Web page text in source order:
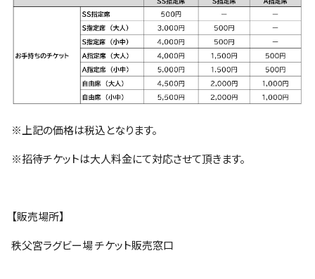
※上記の価格は税込となります。
※招待チケットは大人料金にて対応させて頂きます。
【販売場所】
秩父宮ラグビー場 チケット販売窓口